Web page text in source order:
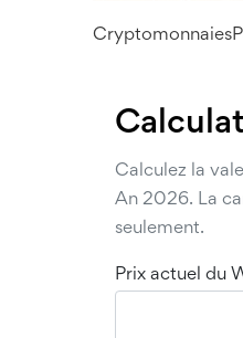
Cryptomonnaies
Calculez la
An 2026. La
seulement.
Prix actuel du